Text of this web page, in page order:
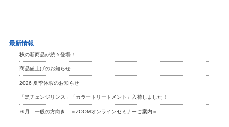
最新情報
秋の新商品が続々登場！
商品値上げのお知らせ
2026 夏季休暇のお知らせ
「黒チェンジリンス」「カラートリートメント」入荷しました！
６月 一般の方向き ＝ZOOMオンラインセミナーご案内＝